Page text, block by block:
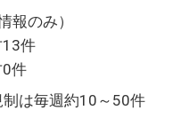
報のみ）
件
件
は毎週約10～50件